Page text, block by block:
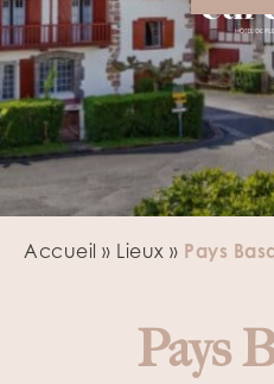
Accueil » Lieux » Pays
Pays